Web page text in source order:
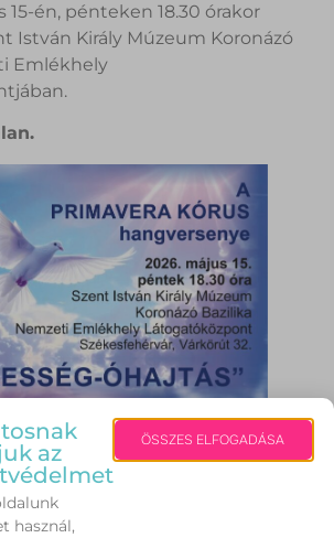
én, pénteken 18.30 órakor
István Király Múzeum Koronázó
Emlékhely
az
használ,
ÖSSZES ELFOGADÁSA